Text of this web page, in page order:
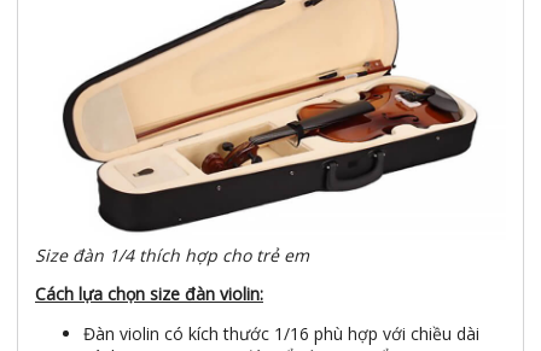
Size đàn 1/4 thích hợp cho trẻ em
Cách lựa chọn size đàn violin:
Đàn violin có kích thước 1/16 phù hợp với chiều dài